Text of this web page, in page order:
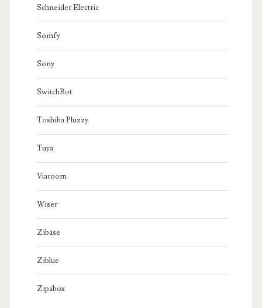
Schneider Electric
Somfy
Sony
SwitchBot
Toshiba Pluzzy
Tuya
Viaroom
Wiser
Zibase
Ziblue
Zipabox